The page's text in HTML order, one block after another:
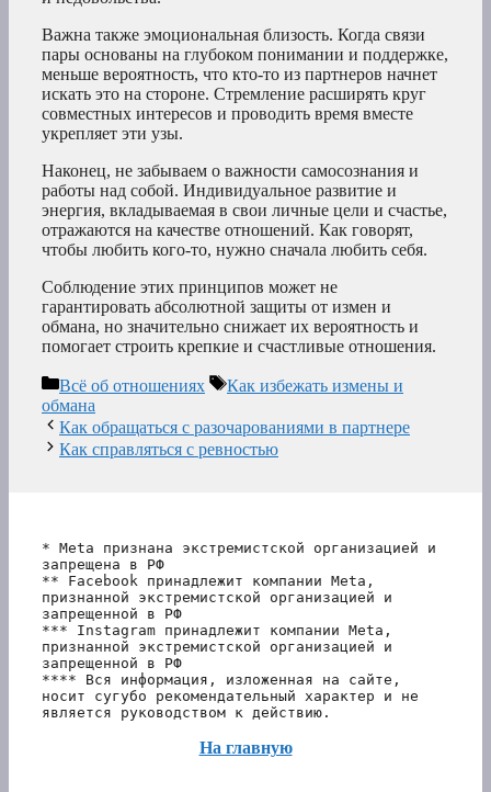
Важна также эмоциональная близость. Когда связи
пары основаны на глубоком понимании и поддержке,
меньше вероятность, что кто-то из партнеров начнет
искать это на стороне. Стремление расширять круг
совместных интересов и проводить время вместе
укрепляет эти узы.
Наконец, не забываем о важности самосознания и
работы над собой. Индивидуальное развитие и
энергия, вкладываемая в свои личные цели и счастье,
отражаются на качестве отношений. Как говорят,
чтобы любить кого-то, нужно сначала любить себя.
Соблюдение этих принципов может не
гарантировать абсолютной защиты от измен и
обмана, но значительно снижает их вероятность и
помогает строить крепкие и счастливые отношения.
Рубрики
Всё об отношениях Метки
Как избежать измены и
обмана
Как обращаться с разочарованиями в партнере
Как справляться с ревностью
* Meta признана экстремистской организацией и
запрещена в РФ
** Facebook принадлежит компании Meta,
признанной экстремистской организацией и
запрещенной в РФ
*** Instagram принадлежит компании Meta,
признанной экстремистской организацией и
запрещенной в РФ
**** Вся информация, изложенная на сайте,
носит сугубо рекомендательный характер и не
является руководством к действию.
На главную